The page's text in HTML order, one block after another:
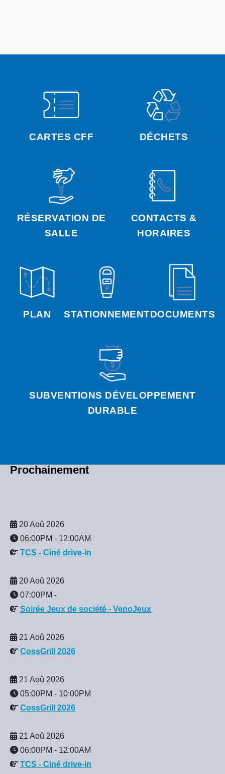
CARTES CFF DÉCHETS
RÉSERVATION DE
SALLE
CONTACTS &
HORAIRES
PLAN STATIONNEMENTDOCUMENTS
SUBVENTIONS DÉVELOPPEMENT
DURABLE
Prochainement
20 Aoû 2026
06:00PM - 12:00AM
TCS - Ciné drive-in
20 Aoû 2026
07:00PM -
Soirée Jeux de société - VenoJeux
21 Aoû 2026
CossGrill 2026
21 Aoû 2026
05:00PM - 10:00PM
CossGrill 2026
21 Aoû 2026
06:00PM - 12:00AM
TCS - Ciné drive-in